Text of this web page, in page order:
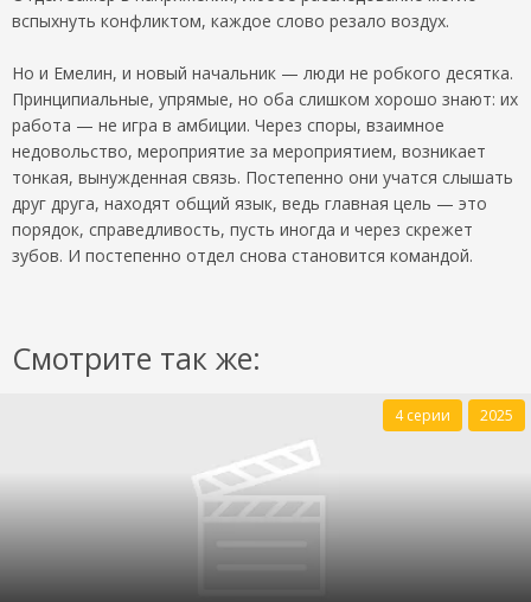
вспыхнуть конфликтом, каждое слово резало воздух.
Но и Емелин, и новый начальник — люди не робкого десятка.
Принципиальные, упрямые, но оба слишком хорошо знают: их
работа — не игра в амбиции. Через споры, взаимное
недовольство, мероприятие за мероприятием, возникает
тонкая, вынужденная связь. Постепенно они учатся слышать
друг друга, находят общий язык, ведь главная цель — это
порядок, справедливость, пусть иногда и через скрежет
зубов. И постепенно отдел снова становится командой.
Смотрите так же:
4 серии 2025